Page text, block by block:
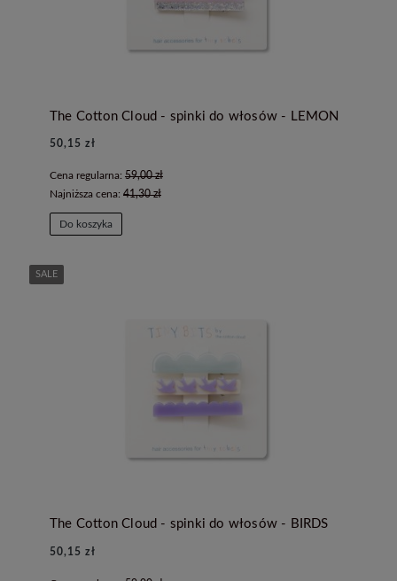
The Cotton Cloud - spinki do włosów - LEMON
50,15 zł
Cena regularna: 59,00 zł
Najniższa cena: 41,30 zł
Do koszyka
The Cotton Cloud - spinki do włosów - BIRDS
50,15 zł
SALE